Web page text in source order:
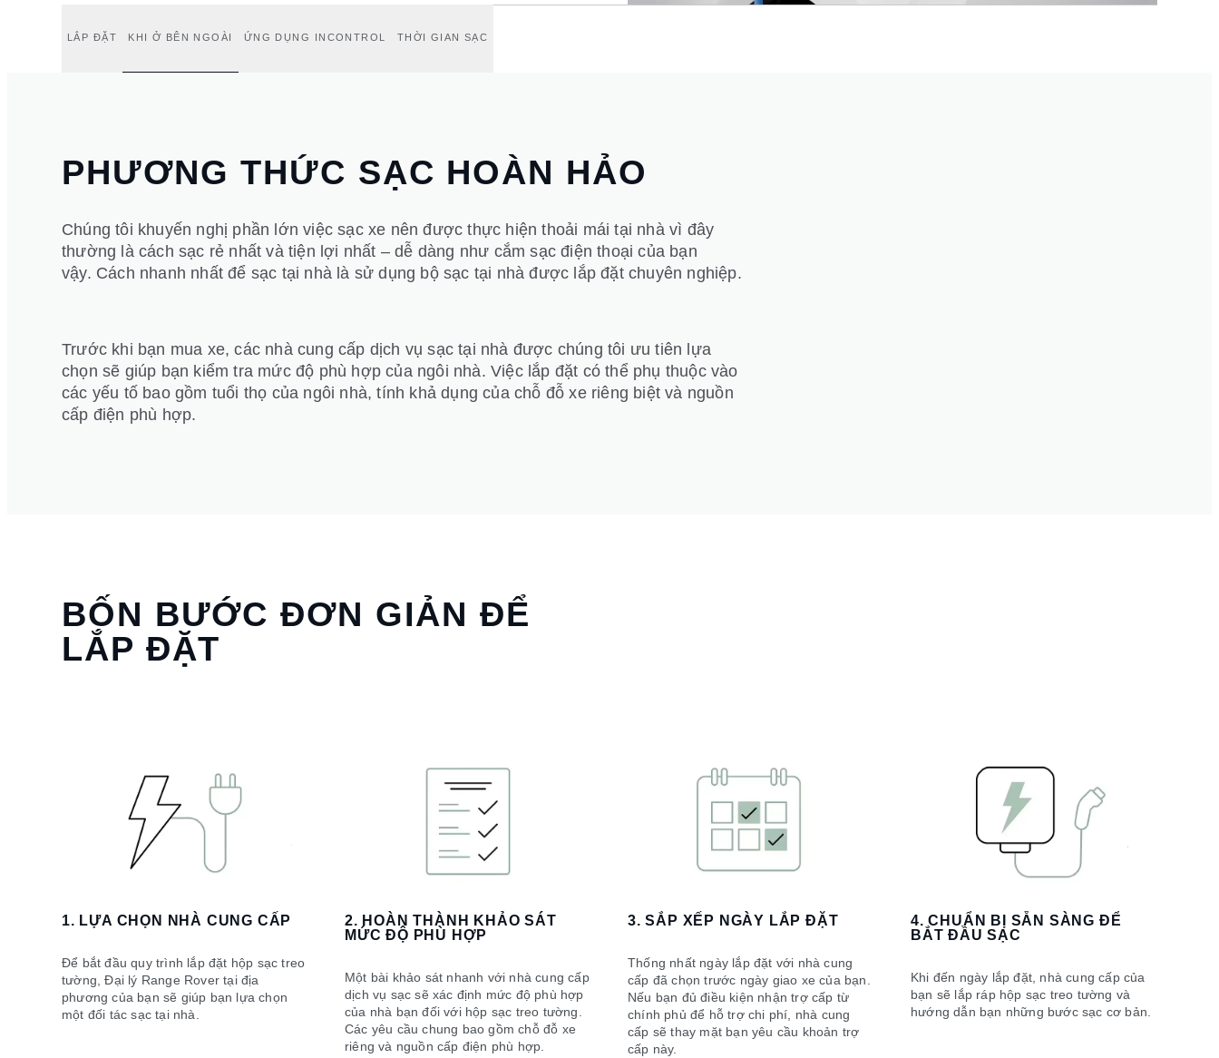
LẮP ĐẶT KHI Ở BÊN NGOÀI ỨNG DỤNG INCONTROL THỜI GIAN SẠC
PHƯƠNG THỨC SẠC HOÀN HẢO
Chúng tôi khuyến nghị phần lớn việc sạc xe nên được thực hiện thoải mái tại nhà vì đây
thường là cách sạc rẻ nhất và tiện lợi nhất – dễ dàng như cắm sạc điện thoại của bạn
vậy. Cách nhanh nhất để sạc tại nhà là sử dụng bộ sạc tại nhà được lắp đặt chuyên nghiệp.
Trước khi bạn mua xe, các nhà cung cấp dịch vụ sạc tại nhà được chúng tôi ưu tiên lựa
chọn sẽ giúp bạn kiểm tra mức độ phù hợp của ngôi nhà. Việc lắp đặt có thể phụ thuộc vào
các yếu tố bao gồm tuổi thọ của ngôi nhà, tính khả dụng của chỗ đỗ xe riêng biệt và nguồn
cấp điện phù hợp.
BỐN BƯỚC ĐƠN GIẢN ĐỂ
LẮP ĐẶT
1. LỰA CHỌN NHÀ CUNG CẤP
Để bắt đầu quy trình lắp đặt hộp sạc treo
tường, Đại lý Range Rover tại địa
phương của bạn sẽ giúp bạn lựa chọn
một đối tác sạc tại nhà.
2. HOÀN THÀNH KHẢO SÁT
MỨC ĐỘ PHÙ HỢP
Một bài khảo sát nhanh với nhà cung cấp
dịch vụ sạc sẽ xác định mức độ phù hợp
của nhà bạn đối với hộp sạc treo tường.
Các yêu cầu chung bao gồm chỗ đỗ xe
riêng và nguồn cấp điện phù hợp.
3. SẮP XẾP NGÀY LẮP ĐẶT
Thống nhất ngày lắp đặt với nhà cung
cấp đã chọn trước ngày giao xe của bạn.
Nếu bạn đủ điều kiện nhận trợ cấp từ
chính phủ để hỗ trợ chi phí, nhà cung
cấp sẽ thay mặt bạn yêu cầu khoản trợ
cấp này.
4. CHUẨN BỊ SẴN SÀNG ĐỂ
BẮT ĐẦU SẠC
Khi đến ngày lắp đặt, nhà cung cấp của
bạn sẽ lắp ráp hộp sạc treo tường và
hướng dẫn bạn những bước sạc cơ bản.